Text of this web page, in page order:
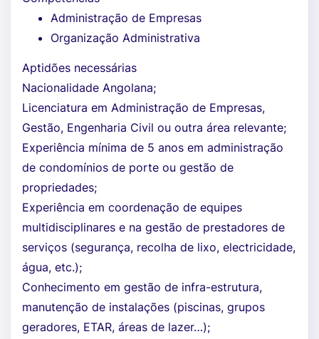
Administração de Empresas
Organização Administrativa
Aptidões necessárias
Nacionalidade Angolana;
Licenciatura em Administração de Empresas,
Gestão, Engenharia Civil ou outra área relevante;
Experiência mínima de 5 anos em administração
de condomínios de porte ou gestão de
propriedades;
Experiência em coordenação de equipes
multidisciplinares e na gestão de prestadores de
serviços (segurança, recolha de lixo, electricidade,
água, etc.);
Conhecimento em gestão de infra-estrutura,
manutenção de instalações (piscinas, grupos
geradores, ETAR, áreas de lazer…);